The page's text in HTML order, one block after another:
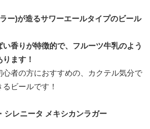
ー)が造るサワーエールタイプのビール
香りが特徴的で、フルーツ牛乳のよう
ます！
心者の方におすすめの、カクテル気分で
ビールです！
シレニータ メキシカンラガー